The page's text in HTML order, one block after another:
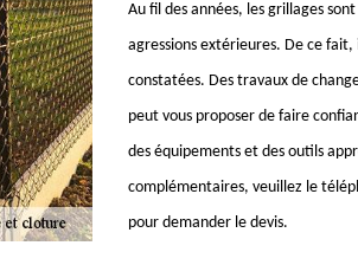
Au fil des années, les grillages
agressions extérieures. De ce
constatées. Des travaux de
peut vous proposer de faire
des équipements et des outils
complémentaires, veuillez le
pour demander le devis.